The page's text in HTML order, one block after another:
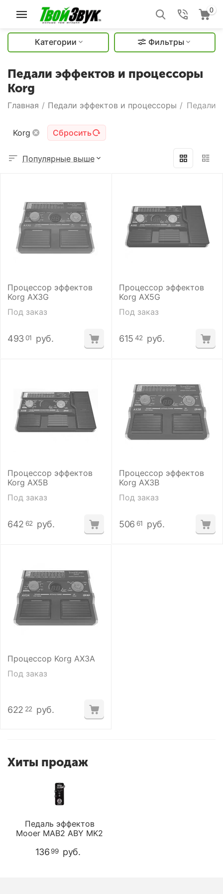
0
Категории Фильтры
Педали эффектов и процессоры
Korg
Главная / Педали эффектов и процессоры / Педали
Korg Сбросить
Популярные выше
Процессор эффектов
Korg AX3G
Под заказ
493 01 руб.
Процессор эффектов
Korg AX5G
Под заказ
615 42 руб.
Процессор эффектов
Korg AX5B
Под заказ
642 62 руб.
Процессор эффектов
Korg AX3B
Под заказ
506 61 руб.
Процессор Korg AX3A
Под заказ
622 22 руб.
Хиты продаж
Педаль эффектов
Mooer MAB2 ABY MK2
136 99 руб.